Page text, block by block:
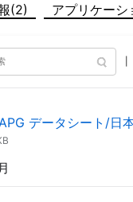
(2)
アプリケーシ
データシート/日